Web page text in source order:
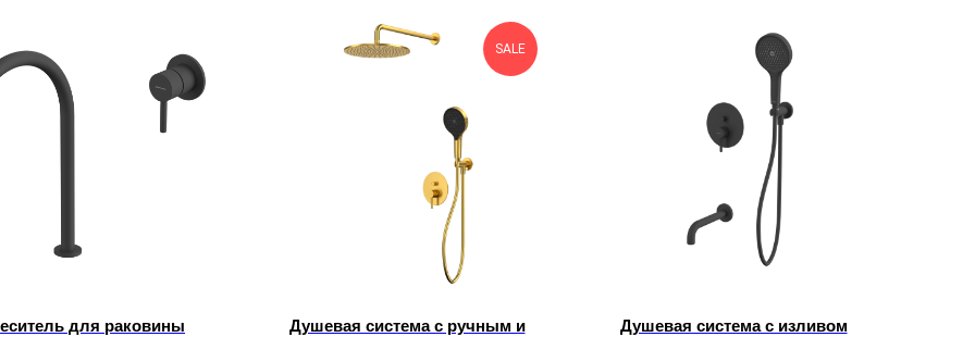
для раковины
SALE
Душевая система с ручным и
Душевая система с изливом